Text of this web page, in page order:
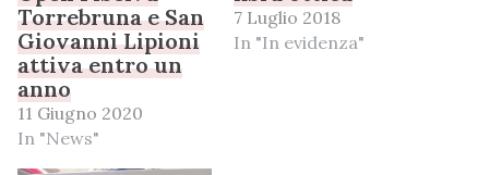
Torrebruna e San
Giovanni Lipioni
attiva entro un
anno
11 Giugno 2020
In "News"
7 Luglio 2018
In "In evidenza"